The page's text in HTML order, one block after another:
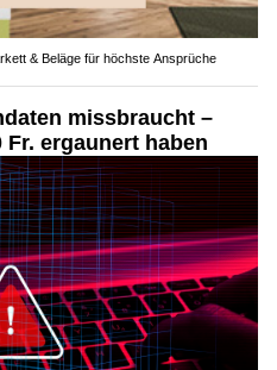
& Beläge für höchste Ansprüche
missbraucht –
ergaunert haben